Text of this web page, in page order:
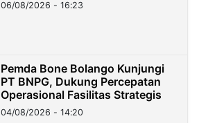
06/08/2026 - 16:23
Pemda Bone Bolango Kunjungi
PT BNPG, Dukung Percepatan
Operasional Fasilitas Strategis
04/08/2026 - 14:20